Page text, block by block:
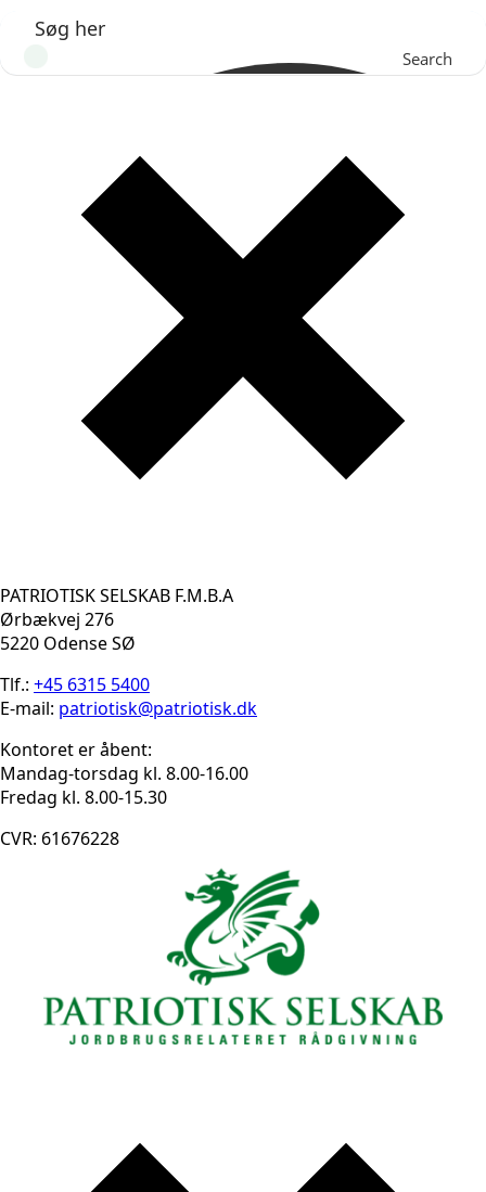
Search
PATRIOTISK SELSKAB F.M.B.A
Ørbækvej 276
5220 Odense SØ
Tlf.: +45 6315 5400
E-mail: patriotisk@patriotisk.dk
Kontoret er åbent:
Mandag-torsdag kl. 8.00-16.00
Fredag kl. 8.00-15.30
CVR: 61676228